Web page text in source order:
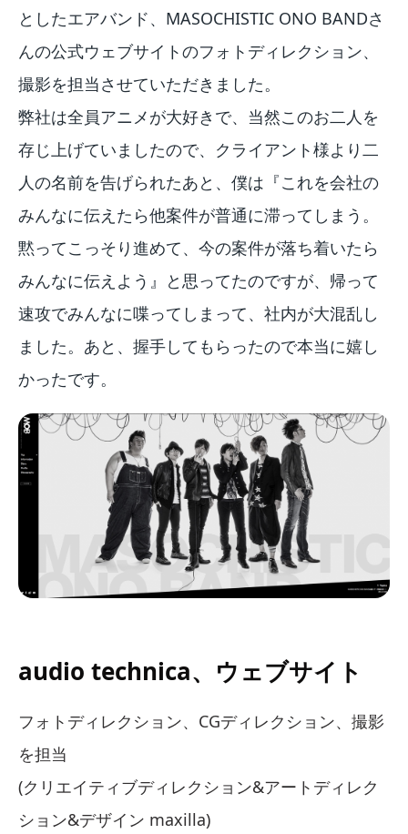
としたエアバンド、MASOCHISTIC ONO BANDさ
んの公式ウェブサイトのフォトディレクション、
撮影を担当させていただきました。
弊社は全員アニメが大好きで、当然このお二人を
存じ上げていましたので、クライアント様より二
人の名前を告げられたあと、僕は『これを会社の
みんなに伝えたら他案件が普通に滞ってしまう。
黙ってこっそり進めて、今の案件が落ち着いたら
みんなに伝えよう』と思ってたのですが、帰って
速攻でみんなに喋ってしまって、社内が大混乱し
ました。あと、握手してもらったので本当に嬉し
かったです。
audio technica、ウェブサイト
フォトディレクション、CGディレクション、撮影
を担当
(クリエイティブディレクション&アートディレク
ション&デザイン maxilla)